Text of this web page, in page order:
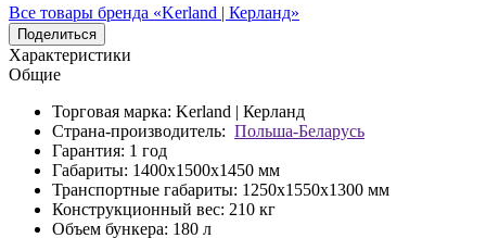
Все товары бренда «Kerland | Керланд»
Поделиться
Характеристики
Общие
Торговая марка: Kerland | Керланд
Страна-производитель: Польша-Беларусь
Гарантия: 1 год
Габариты: 1400x1500x1450 мм
Транспортные габариты: 1250х1550х1300 мм
Конструкционный вес: 210 кг
Объем бункера: 180 л